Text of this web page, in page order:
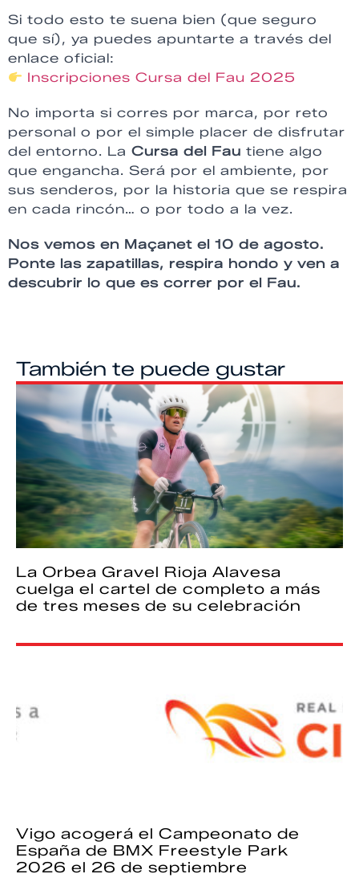
Si todo esto te suena bien (que seguro
que sí), ya puedes apuntarte a través del
enlace oficial:
Inscripciones Cursa del Fau 2025
No importa si corres por marca, por reto
personal o por el simple placer de disfrutar
del entorno. La Cursa del Fau tiene algo
que engancha. Será por el ambiente, por
sus senderos, por la historia que se respira
en cada rincón… o por todo a la vez.
Nos vemos en Maçanet el 10 de agosto.
Ponte las zapatillas, respira hondo y ven a
descubrir lo que es correr por el Fau.
También te puede gustar
La Orbea Gravel Rioja Alavesa
cuelga el cartel de completo a más
de tres meses de su celebración
Vigo acogerá el Campeonato de
España de BMX Freestyle Park
2026 el 26 de septiembre